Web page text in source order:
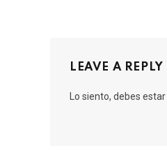
LEAVE A REPLY
Lo siento, debes estar